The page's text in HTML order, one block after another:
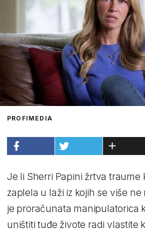
PROFIMEDIA
Je li Sherri Papini žrtva traume
zaplela u laži iz kojih se više ne
je proračunata manipulatorica
uništiti tuđe živote radi vlastite